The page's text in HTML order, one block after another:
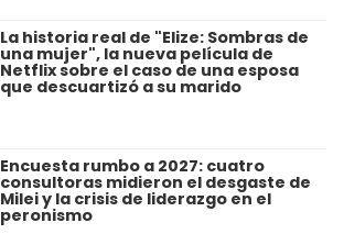
La historia real de "Elize: Sombras de
una mujer", la nueva película de
Netflix sobre el caso de una esposa
que descuartizó a su marido
Encuesta rumbo a 2027: cuatro
consultoras midieron el desgaste de
Milei y la crisis de liderazgo en el
peronismo